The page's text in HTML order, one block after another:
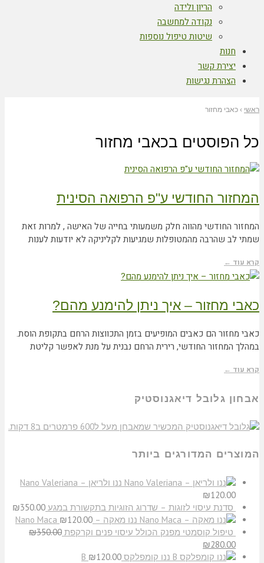
הריון ולידה
נקודה למחשבה
שיטות טיפול נוספות
חנות
יצירת קשר
הצהרת נגישות
ראשי › כאבי מחזור
כל הפוסטים בכאבי מחזור
המחזור החודשי ע"פ הרפואה הסינית
המחזור החודשי מהווה חלק משמעותי בחייה של האישה , למרות זאת
שמתי לב שהרבה מהמטופלות שמגיעות לקליניקה לא יודעות לענות
קרא עוד ←
כאבי מחזור – איך ניתן להימנע מהם?
כאבי מחזור הם כאבים המופיעים בזמן התכווצות הרחם בתקופת הוסת.
במהלך המחזור החודשי, רירית הרחם נבנית על מנת לאפשר קליטת
קרא עוד ←
אבחון גלובל דיאגנוסטיק
המוצרים המדורגים ביותר
ננו ולריאן – Nano Valeriana
₪120.00
סדנת עיסוי לזוגות – שדרוג הזוגיות בתקשורת במגע
₪350.00
ננו מאקה – Nano Maca
₪120.00
טיפול קוסמטי מפנק הכולל עיסוי פנים וקרקפת
₪350.00
₪280.00
ננו קומפלקס B
₪120.00